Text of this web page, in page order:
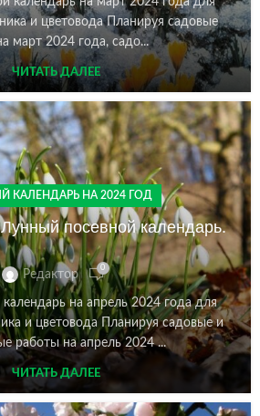
и цветовода Планируя садовые
март 2024 года, садо...
ЧИТАТЬ ДАЛЕЕ
КАЛЕНДАРЬ НА 2024 ГОД
посевной календарь.
Редактор 0
на апрель 2024 года для
и цветовода Планируя садовые и
работы на апрель 2024 ...
ЧИТАТЬ ДАЛЕЕ